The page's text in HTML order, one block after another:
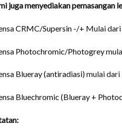
juga menyediakan pemasangan
CRMC/Supersin -/+ Mulai
Photochromic/Photogrey
Blueray (antiradiasi)mulai dari
Bluechromic (Blueray +